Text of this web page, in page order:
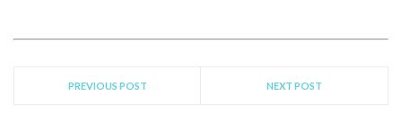
PREVIOUS POST NEXT POST